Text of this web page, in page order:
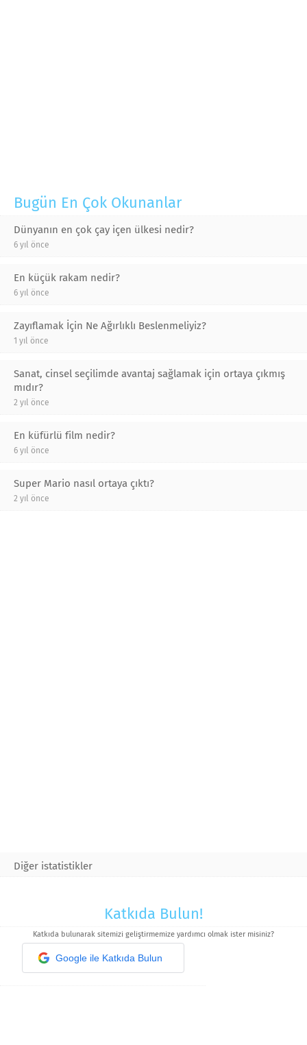
Bugün En Çok Okunanlar
Dünyanın en çok çay içen ülkesi nedir?
6 yıl önce
En küçük rakam nedir?
6 yıl önce
Zayıflamak İçin Ne Ağırlıklı Beslenmeliyiz?
1 yıl önce
Sanat, cinsel seçilimde avantaj sağlamak için ortaya çıkmış
mıdır?
2 yıl önce
En küfürlü film nedir?
6 yıl önce
Super Mario nasıl ortaya çıktı?
2 yıl önce
Diğer istatistikler
Katkıda Bulun!
Katkıda bulunarak sitemizi geliştirmemize yardımcı olmak ister misiniz?
Google ile Katkıda Bulun